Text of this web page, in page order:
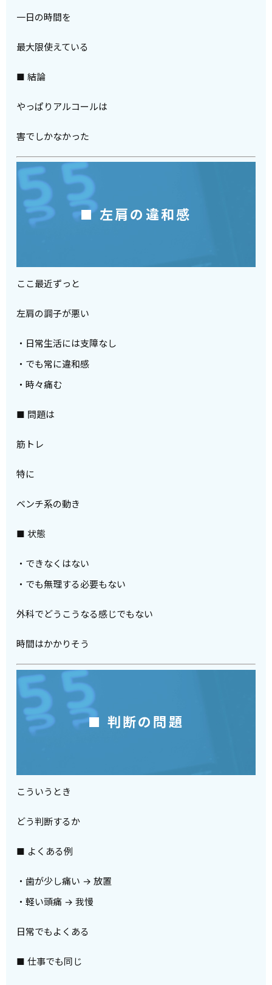
一日の時間を
最大限使えている
■ 結論
やっぱりアルコールは
害でしかなかった
■ 左肩の違和感
ここ最近ずっと
左肩の調子が悪い
・日常生活には支障なし
・でも常に違和感
・時々痛む
■ 問題は
筋トレ
特に
ベンチ系の動き
■ 状態
・できなくはない
・でも無理する必要もない
外科でどうこうなる感じでもない
時間はかかりそう
■ 判断の問題
こういうとき
どう判断するか
■ よくある例
・歯が少し痛い → 放置
・軽い頭痛 → 我慢
日常でもよくある
■ 仕事でも同じ